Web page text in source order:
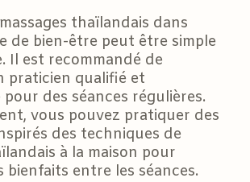
thaïlandais dans
de bien-être peut être simple
Il est recommandé de
praticien qualifié et
des séances régulières.
vous pouvez pratiquer des
des techniques de
à la maison pour
bienfaits entre les séances.